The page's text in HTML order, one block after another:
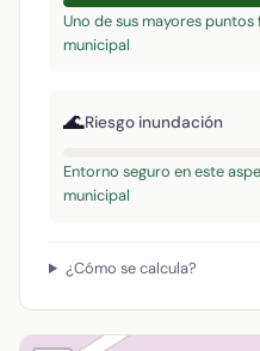
Uno de sus mayores
municipal
🌊Riesgo inundación
Entorno seguro en este
municipal
¿Cómo se calcula?